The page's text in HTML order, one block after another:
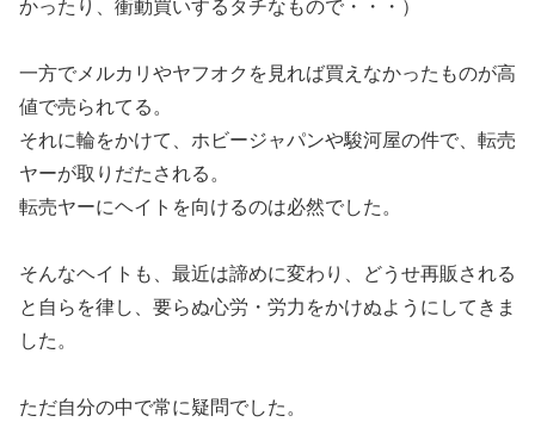
かったり、衝動買いするタチなもので・・・）
一方でメルカリやヤフオクを見れば買えなかったものが高
値で売られてる。
それに輪をかけて、ホビージャパンや駿河屋の件で、転売
ヤーが取りだたされる。
転売ヤーにヘイトを向けるのは必然でした。
そんなヘイトも、最近は諦めに変わり、どうせ再販される
と自らを律し、要らぬ心労・労力をかけぬようにしてきま
した。
ただ自分の中で常に疑問でした。